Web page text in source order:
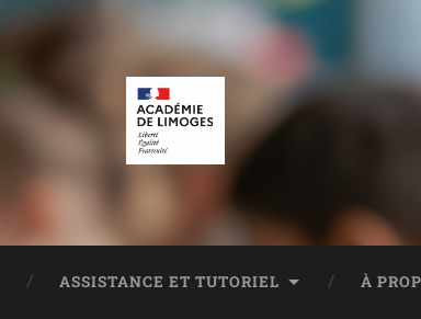
ASSISTANCE ET TUTORIEL À